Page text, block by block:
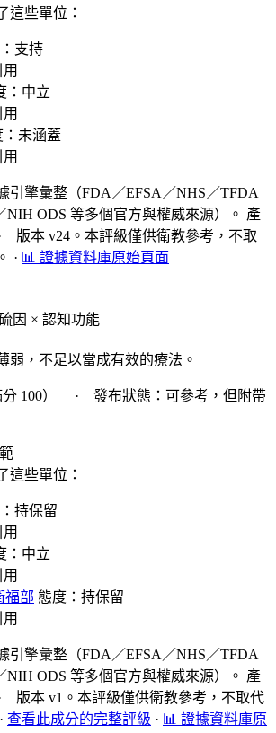
這些單位：
支持
：中立
：未涵蓋
引擎彙整（FDA／EFSA／NHS／TFDA
NIH ODS 等多個官方與權威來源）。 產
版本 v24。本評級僅供衛教參考，不取
· 📊 證據資料庫原始頁面
因 × 認知功能
弱，不足以當成有效的療法。
分 100） · 發布狀態：可參考，但附帶
這些單位：
持保留
：中立
福部 態度：持保留
引擎彙整（FDA／EFSA／NHS／TFDA
NIH ODS 等多個官方與權威來源）。 產
版本 v1。本評級僅供衛教參考，不取代
· 查看此成分的完整評級 · 📊 證據資料庫原